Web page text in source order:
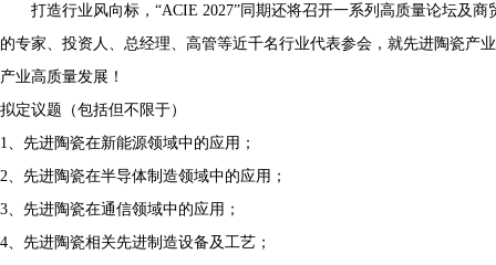
打造行业风向标，“ACIE 2027”同期还将召开一系列高质量论坛及商
的专家、投资人、总经理、高管等近千名行业代表参会，就先进陶瓷产
产业高质量发展！
拟定议题（包括但不限于）
1
、先进陶瓷在新能源领域中的应用；
2 、先进陶瓷在半导体制造领域中的应用；
3、先进陶瓷在通信领域中的应用；
4 、先进陶瓷相关先进制造设备及工艺；